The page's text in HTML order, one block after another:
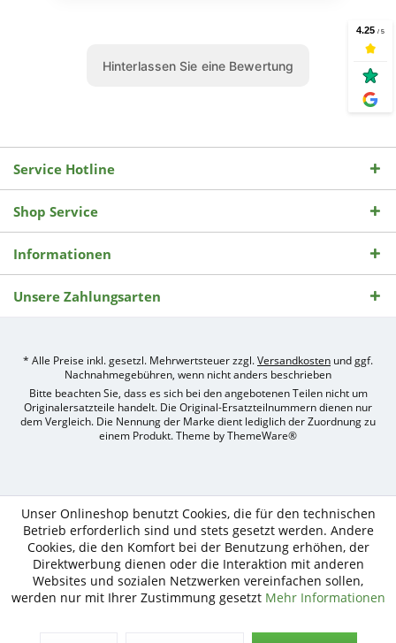
Service Hotline
Shop Service
Informationen
Unsere Zahlungsarten
* Alle Preise inkl. gesetzl. Mehrwertsteuer zzgl.Versandkosten und ggf.
Nachnahmegebühren, wenn nicht anders beschrieben
Bitte beachten Sie, dass es sich bei den angebotenen Teilen nicht um
Originalersatzteile handelt. Die Original-Ersatzteilnummern dienen nur
dem Vergleich. Die Nennung der Marke dient lediglich der Zuordnung zu
einem Produkt. Theme byThemeWare®
Treckerteile24
Online-
Shops
durch
nitio
mediasign,
Ihre
Unser Onlineshop benutzt Cookies, die für den technischen
Betrieb erforderlich sind und stets gesetzt werden. Andere
Cookies, die den Komfort bei der Benutzung erhöhen, der
Direktwerbung dienen oder die Interaktion mit anderen
Websites und sozialen Netzwerken vereinfachen sollen,
werden nur mit Ihrer Zustimmung gesetzt Mehr Informationen